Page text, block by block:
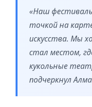
«Наш
точкой на
искусства. Мы
стал местом,
кукольные
подчеркнул